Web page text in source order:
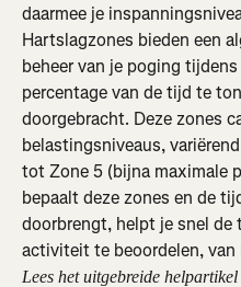
daarmee je
Hartslagzones bieden een
beheer van je poging
percentage van de tijd te
doorgebracht. Deze zones
belastingsniveaus,
tot Zone 5 (bijna maximale
bepaalt deze zones en de
doorbrengt, helpt je snel de
activiteit te beoordelen,
Lees het uitgebreide